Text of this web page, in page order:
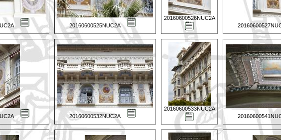
20160600525NUC2A
20160600526NUC2A
20160600532NUC2A
20160600533NUC2A